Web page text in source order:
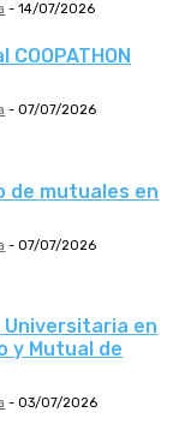
- 14/07/2026
- 07/07/2026
de mutuales en
- 07/07/2026
Universitaria en
y Mutual de
- 03/07/2026